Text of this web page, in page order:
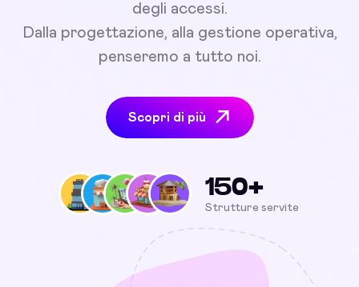
degli accessi.
Dalla progettazione, alla gestione operativa,
penseremo a tutto noi.
Scopri di più
150+
Strutture servite